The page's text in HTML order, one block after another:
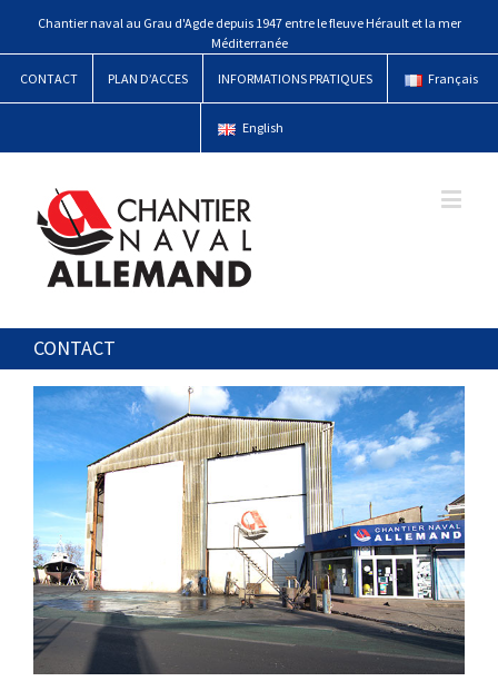
Chantier naval au Grau d'Agde depuis 1947 entre le fleuve Hérault et la mer
Méditerranée
CONTACT PLAN D’ACCES INFORMATIONS PRATIQUES Français
English
CONTACT